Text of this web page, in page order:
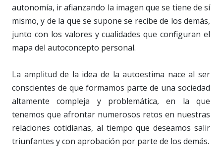
autonomía, ir afianzando la imagen que se tiene de sí
mismo, y de la que se supone se recibe de los demás,
junto con los valores y cualidades que configuran el
mapa del autoconcepto personal.
La amplitud de la idea de la autoestima nace al ser
conscientes de que formamos parte de una sociedad
altamente compleja y problemática, en la que
tenemos que afrontar numerosos retos en nuestras
relaciones cotidianas, al tiempo que deseamos salir
triunfantes y con aprobación por parte de los demás.